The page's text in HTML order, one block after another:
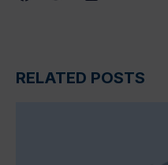
RELATED POSTS